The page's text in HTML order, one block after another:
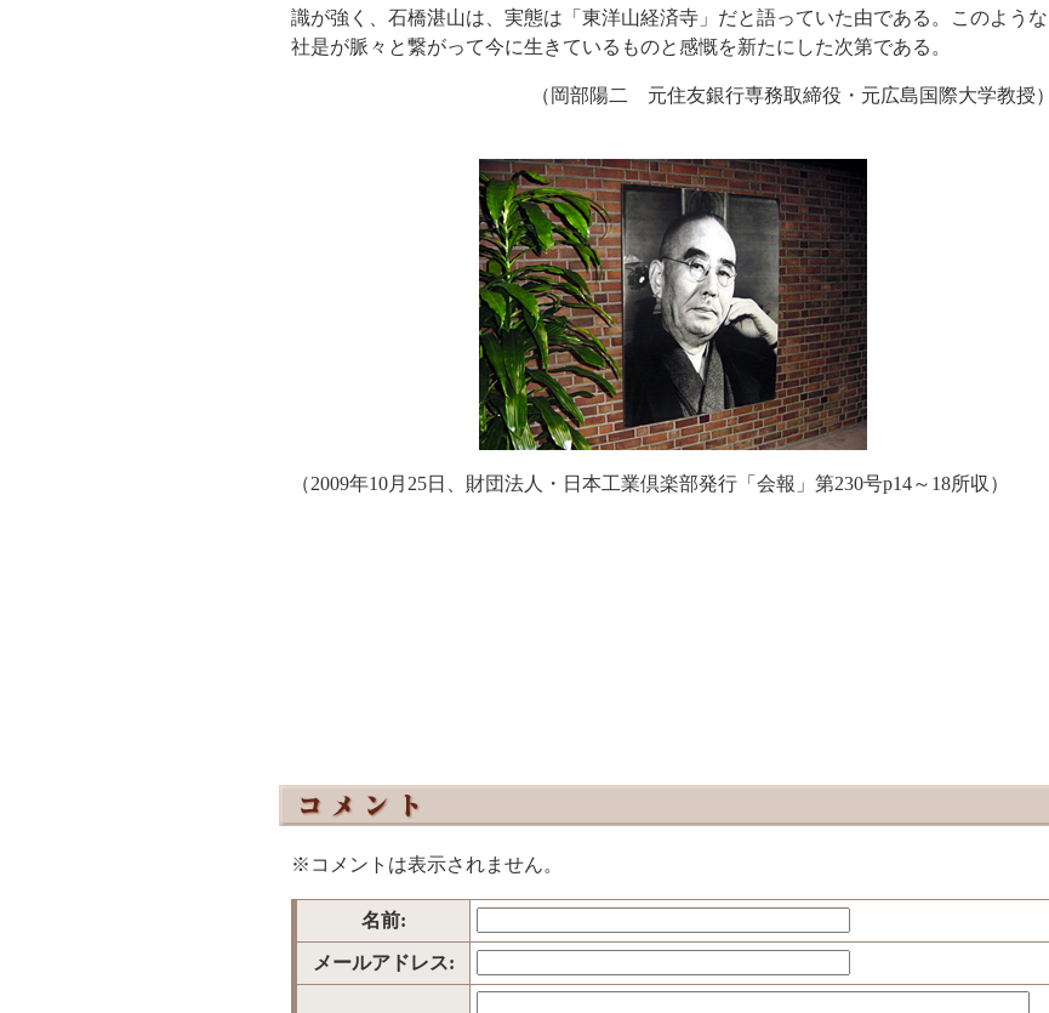
識が強く、石橋湛山は、実態は「東洋山経済寺」だと語っていた由である。このような
社是が脈々と繋がって今に生きているものと感慨を新たにした次第である。
（岡部陽二 元住友銀行専務取締役・元広島国際大学教授）
（2009年10月25日、財団法人・日本工業倶楽部発行「会報」第230号p14～18所収）
※コメントは表示されません。
名前:
メールアドレス: